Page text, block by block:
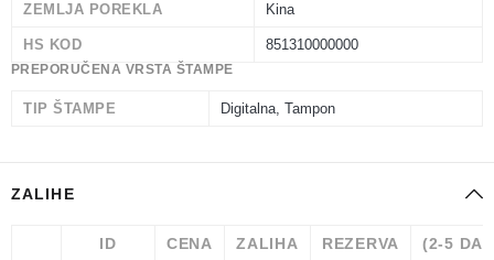
ZEMLJA POREKLA Kina
HS KOD 851310000000
PREPORUČENA VRSTA ŠTAMPE
TIP ŠTAMPE Digitalna, Tampon
ZALIHE
ID CENA ZALIHA REZERVA (2-5